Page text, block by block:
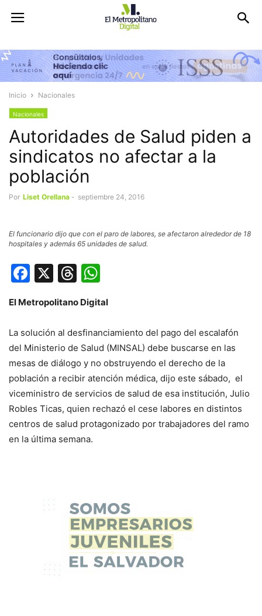
Inicio Nacionales
Nacionales
Autoridades de Salud piden a
sindicatos no afectar a la
población
Por Liset Orellana - septiembre 24, 2016
El funcionario dijo que con el paro de labores, se afectaron alrededor de 18
hospitales y además 65 unidades de salud.
Facebook
X Threads
El Metropolitano Digital
La solución al desfinanciamiento del pago del escalafón
del Ministerio de Salud (MINSAL) debe buscarse en las
mesas de diálogo y no obstruyendo el derecho de la
población a recibir atención médica, dijo este sábado, el
viceministro de servicios de salud de esa institución, Julio
Robles Ticas, quien rechazó el cese labores en distintos
centros de salud protagonizado por trabajadores del ramo
en la última semana.